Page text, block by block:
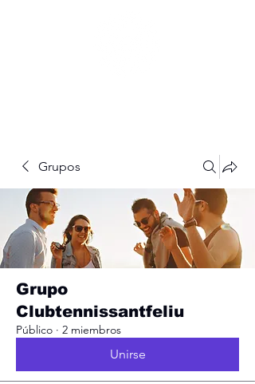
Grupos
Grupo
Clubtennissantfeliu
Público · 2 miembros
Unirse